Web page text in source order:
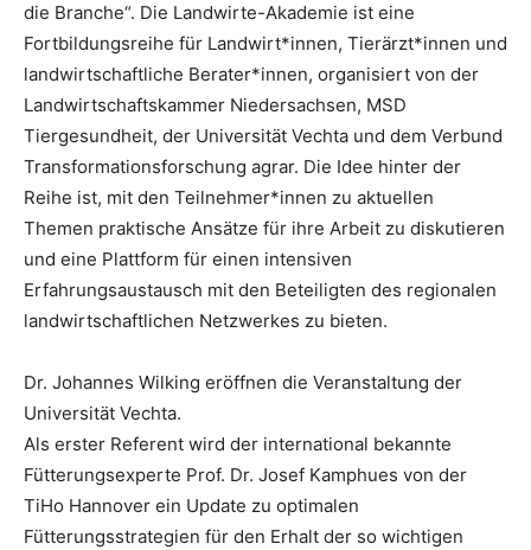
die Branche“. Die Landwirte-Akademie ist eine
Fortbildungsreihe für Landwirt*innen, Tierärzt*innen und
landwirtschaftliche Berater*innen, organisiert von der
Landwirtschaftskammer Niedersachsen, MSD
Tiergesundheit, der Universität Vechta und dem Verbund
Transformationsforschung agrar. Die Idee hinter der
Reihe ist, mit den Teilnehmer*innen zu aktuellen
Themen praktische Ansätze für ihre Arbeit zu diskutieren
und eine Plattform für einen intensiven
Erfahrungsaustausch mit den Beteiligten des regionalen
landwirtschaftlichen Netzwerkes zu bieten.
Dr. Johannes Wilking eröffnen die Veranstaltung der
Universität Vechta.
Als erster Referent wird der international bekannte
Fütterungsexperte Prof. Dr. Josef Kamphues von der
TiHo Hannover ein Update zu optimalen
Fütterungsstrategien für den Erhalt der so wichtigen